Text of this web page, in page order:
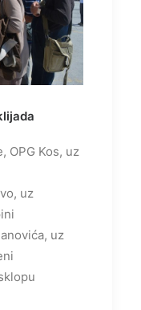
OPG Kos, uz
uz
uz